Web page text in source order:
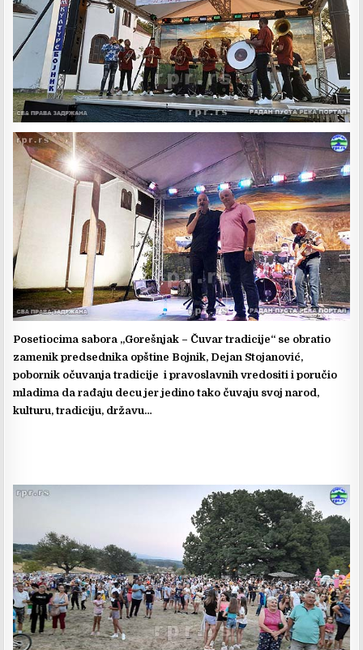
Posetiocima sabora „Gorešnjak – Čuvar tradicije“ se obratio
zamenik predsednika opštine Bojnik, Dejan Stojanović,
pobornik očuvanja tradicije i pravoslavnih vredositi i poručio
mladima da rađaju decu jer jedino tako čuvaju svoj narod,
kulturu, tradiciju, državu…